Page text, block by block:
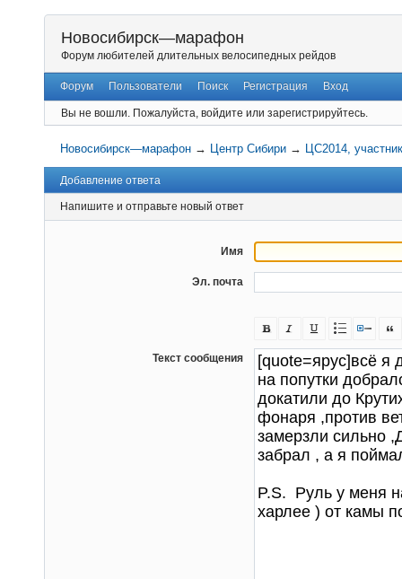
Новосибирск—марафон
Форум любителей длительных велосипедных рейдов
Форум Пользователи Поиск Регистрация Вход
Вы не вошли. Пожалуйста, войдите или зарегистрируйтесь.
Новосибирск—марафон → Центр Сибири → ЦС2014,
Добавление ответа
Напишите и отправьте новый ответ
Имя
Эл. почта
Текст сообщения